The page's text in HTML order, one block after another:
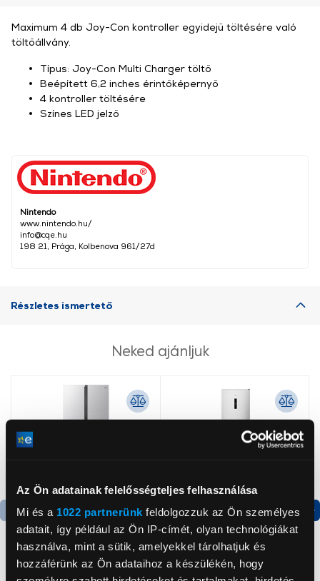
Az Ön adatainak felelősségteljes felhasználása
Mi és a 1022 partnerünk feldolgozzuk az Ön személyes
adatait, így például az Ön IP-címét, olyan technológiákat
használva, mint a sütik, amelyekkel tárolhatjuk és
hozzáférünk az Ön adataihoz a készülékén, hogy
Nintendo
www.nintendo.hu/
info@cqe.hu
198 21, Prága, Kolbenova 961/27d
Maximum 4 db Joy-Con kontroller egyidejű töltésére való
töltőállvány.
Típus: Joy-Con Multi Charger töltő
Beépített 6,2 inches érintőképernyő
4 kontroller töltésére
Színes LED jelző
Részletes ismertető
Neked ajánljuk
Termék adatlap
Gorenje NRS8182KX Side
Termék adatlap
Gorenje N619EAXL4